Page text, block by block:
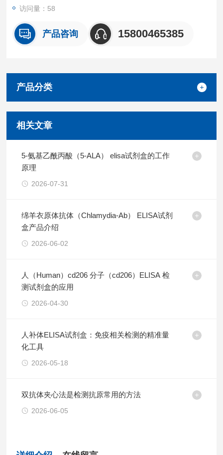
批内，批间差均<10%。
见说明书
访问量：58
产品咨询 15800465385
产品分类
相关文章
5-氨基乙酰丙酸（5-ALA） elisa试剂盒的工作
原理
2026-07-31
绵羊衣原体抗体（Chlamydia-Ab） ELISA试剂
盒产品介绍
2026-06-02
人（Human）cd206 分子（cd206）ELISA 检
测试剂盒的应用
2026-04-30
人补体ELISA试剂盒：免疫相关检测的精准量
化工具
2026-05-18
双抗体夹心法是检测抗原常用的方法
2026-06-05